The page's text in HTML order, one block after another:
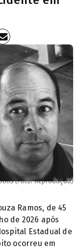
em acidente em
(Foto: Reprodução)
Ramos, de 45
de 2026 após
Estadual de
ocorreu em